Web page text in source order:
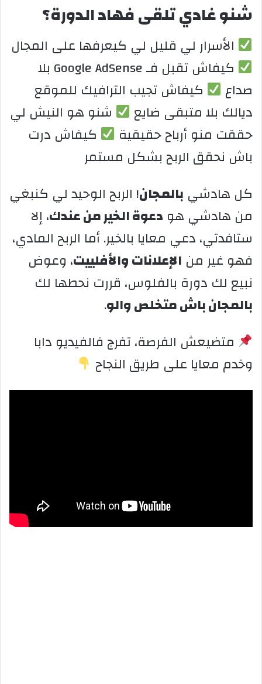
شنو غادي تلقى فهاد الدورة؟
الأسرار لي قليل لي كيعرفها على المجال
كيفاش تقبل فـ Google AdSense بلا
صداع
كيفاش تجيب الترافيك للموقع
ديالك بلا متبقى ضايع
شنو هو النيش لي
حققت منو أرباح حقيقية
كيفاش درت
باش نحقق الربح بشكل مستمر
كل هادشي بالمجان! الربح الوحيد لي كنبغي
من هادشي هو دعوة الخير من عندك، إلا
ستافدتي، دعي معايا بالخير. أما الربح المادي،
فهو غير من الإعلانات والأفلييت، وعوض
نبيع لك دورة بالفلوس، قررت نحطها لك
بالمجان باش متخلص والو.
متضيعش الفرصة، تفرج فالفيديو دابا
وخدم معايا على طريق النجاح